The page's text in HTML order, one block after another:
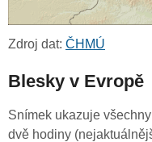
Zdroj dat: ČHMÚ
Blesky v Evropě
Snímek ukazuje
dvě hodiny